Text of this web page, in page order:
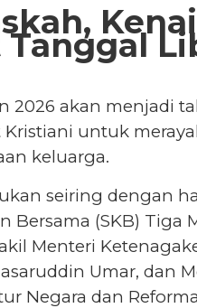
Tanggal
2026 akan menjadi
untuk
keluarga.
seiring dengan
Bersama (SKB) Tiga
Menteri
Umar, dan
Negara dan